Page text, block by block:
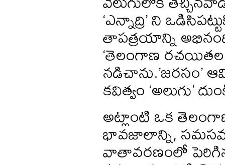
‘ఎన్నాద్రి’ ని
తాపత్రయాన్ని
‘తెలంగాణ రచయితల
నడిచాను.’జరసం’
కవిత్వం ‘అలుగు’
అట్లాంటి ఒక
భావజాలాన్ని,
వాతావరణంలో పెరిగిన